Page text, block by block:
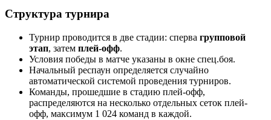
Структура турнира
Турнир проводится в две стадии: сперва групповой
этап, затем плей-офф.
Условия победы в матче указаны в окне спец.боя.
Начальный респаун определяется случайно
автоматической системой проведения турниров.
Команды, прошедшие в стадию плей-офф,
распределяются на несколько отдельных сеток плей-
офф, максимум 1 024 команд в каждой.